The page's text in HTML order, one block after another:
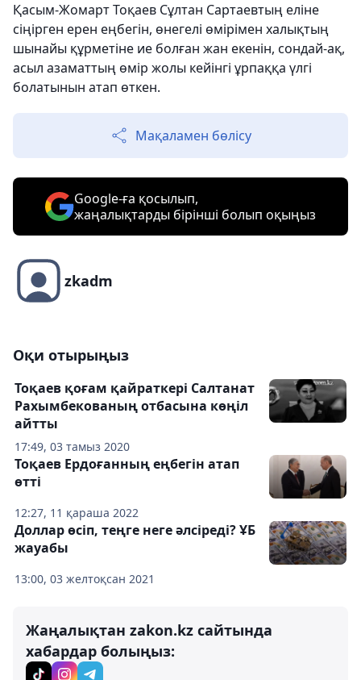
Қасым-Жомарт Тоқаев Сұлтан Сартаевтың еліне
сіңірген ерен еңбегін, өнегелі өмірімен халықтың
шынайы құрметіне ие болған жан екенін, сондай-ақ,
асыл азаматтың өмір жолы кейінгі ұрпаққа үлгі
болатынын атап өткен.
Мақаламен бөлісу
Google-ға қосылып,
жаңалықтарды бірінші болып оқыңыз
zkadm
Оқи отырыңыз
17:49, 03 тамыз 2020
Тоқаев қоғам қайраткері Салтанат
Рахымбекованың отбасына көңіл
айтты
12:27, 11 қараша 2022
Тоқаев Ердоғанның еңбегін атап
өтті
13:00, 03 желтоқсан 2021
Доллар өсіп, теңге неге әлсіреді? ҰБ
жауабы
Жаңалықтан zakon.kz сайтында
хабардар болыңыз: